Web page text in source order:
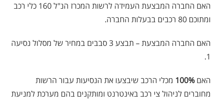
האם החברה המבצעת העמידה לרשות המכרז הנ"ל 160 כלי רכב
ומתוכם 80 רכבים בבעלות החברה.
האם החברה המבצעת – תבצע 3 סבבים במחיר של מסלול נסיעה
1.
האם 100% מכלי הרכב שיבצעו את הנסיעות עבור הרשות
מחוברים לניהול צי רכב באינטרנט ומותקנים בהם מערכת למניעת